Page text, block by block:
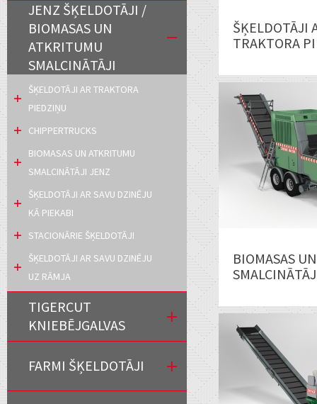
ŠĶELDOTĀJI
TRAKTORA
BIOMASAS
JENZ ŠĶELDOTĀJI /
BIOMASAS UN
ATKRITUMU
SMALCINĀTĀJI
ŠĶELDOTĀJI AR TRAKTORA
PIEDZIŅU
CHIPPERTRUCKS
BIOMASAS UN ATKRITUMU
SMALCINĀTĀJI JENZ
ŠĶELDOTĀJI AR SAVU DZINĒJU
KĀ PIEKABI
STACIONĀRIE ŠĶELDOTĀJI
ŠĶELDOTĀJI AR SAVU DZINĒJU
UZ RĀMJA
TIGERCUT
KNIEBĒJGALVAS
FARMI ŠĶELDOTĀJI